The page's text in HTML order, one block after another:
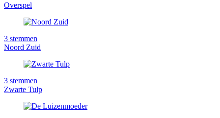
Overspel
3 stemmen
Noord Zuid
3 stemmen
Zwarte Tulp